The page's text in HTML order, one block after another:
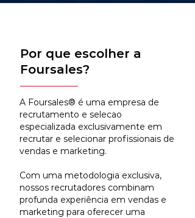
Por que escolher a
Foursales?
A Foursales® é uma empresa de
recrutamento e selecao
especializada exclusivamente em
recrutar e selecionar profissionais de
vendas e marketing.
Com uma metodologia exclusiva,
nossos recrutadores combinam
profunda experiência em vendas e
marketing para oferecer uma